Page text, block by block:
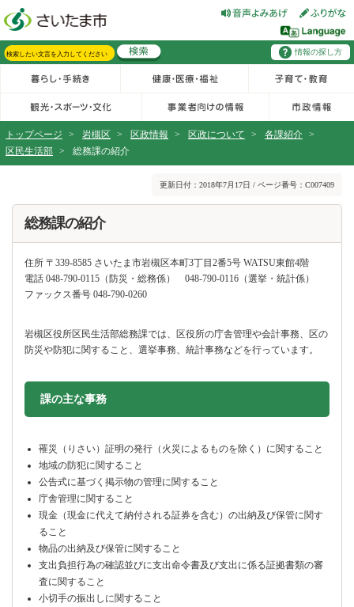
情報の探し方
トップページ > 岩槻区 > 区政情報 > 区政について > 各課紹介 >
区民生活部 > 総務課の紹介
更新日付：2018年7月17日 / ページ番号：C007409
総務課の紹介
住所 〒339-8585 さいたま市岩槻区本町3丁目2番5号 WATSU東館4階
電話 048-790-0115（防災・総務係） 048-790-0116（選挙・統計係）
ファックス番号 048-790-0260
岩槻区役所区民生活部総務課では、区役所の庁舎管理や会計事務、区の
防災や防犯に関すること、選挙事務、統計事務などを行っています。
課の主な事務
罹災（りさい）証明の発行（火災によるものを除く）に関すること
地域の防犯に関すること
公告式に基づく掲示物の管理に関すること
庁舎管理に関すること
現金（現金に代えて納付される証券を含む）の出納及び保管に関す
ること
物品の出納及び保管に関すること
支出負担行為の確認並びに支出命令書及び支出に係る証拠書類の審
査に関すること
小切手の振出しに関すること